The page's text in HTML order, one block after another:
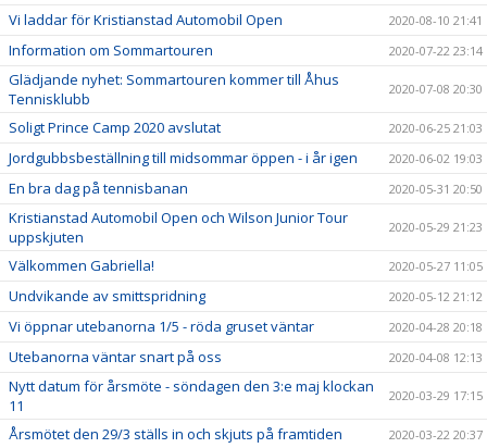
Vi laddar för Kristianstad Automobil Open 2020-08-10 21:41
Information om Sommartouren 2020-07-22 23:14
Glädjande nyhet: Sommartouren kommer till Åhus
Tennisklubb
2020-07-08 20:30
Soligt Prince Camp 2020 avslutat 2020-06-25 21:03
Jordgubbsbeställning till midsommar öppen - i år igen 2020-06-02 19:03
En bra dag på tennisbanan 2020-05-31 20:50
Kristianstad Automobil Open och Wilson Junior Tour
uppskjuten
2020-05-29 21:23
Välkommen Gabriella! 2020-05-27 11:05
Undvikande av smittspridning 2020-05-12 21:12
Vi öppnar utebanorna 1/5 - röda gruset väntar 2020-04-28 20:18
Utebanorna väntar snart på oss 2020-04-08 12:13
Nytt datum för årsmöte - söndagen den 3:e maj klockan
11
2020-03-29 17:15
Årsmötet den 29/3 ställs in och skjuts på framtiden 2020-03-22 20:37